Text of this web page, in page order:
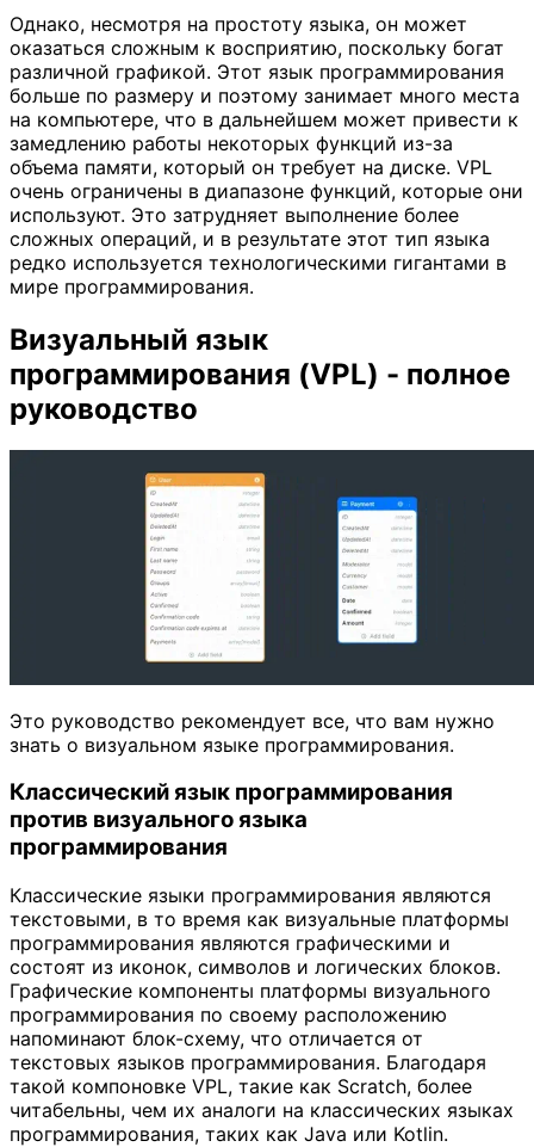
Однако, несмотря на простоту языка, он может
оказаться сложным к восприятию, поскольку богат
различной графикой. Этот язык программирования
больше по размеру и поэтому занимает много места
на компьютере, что в дальнейшем может привести к
замедлению работы некоторых функций из-за
объема памяти, который он требует на диске. VPL
очень ограничены в диапазоне функций, которые они
используют. Это затрудняет выполнение более
сложных операций, и в результате этот тип языка
редко используется технологическими гигантами в
мире программирования.
Визуальный язык
программирования (VPL) - полное
руководство
Это руководство рекомендует все, что вам нужно
знать о визуальном языке программирования.
Классический язык программирования
против визуального языка
программирования
Классические языки программирования являются
текстовыми, в то время как визуальные платформы
программирования являются графическими и
состоят из иконок, символов и логических блоков.
Графические компоненты платформы визуального
программирования по своему расположению
напоминают блок-схему, что отличается от
текстовых языков программирования. Благодаря
такой компоновке VPL, такие как Scratch, более
читабельны, чем их аналоги на классических языках
программирования, таких как Java или Kotlin.